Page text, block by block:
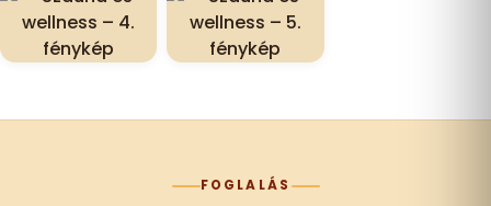
FOGLALÁS